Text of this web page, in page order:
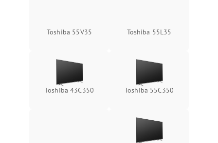
Toshiba 55V35 Toshiba 55L35
Toshiba 43C350 Toshiba 55C350